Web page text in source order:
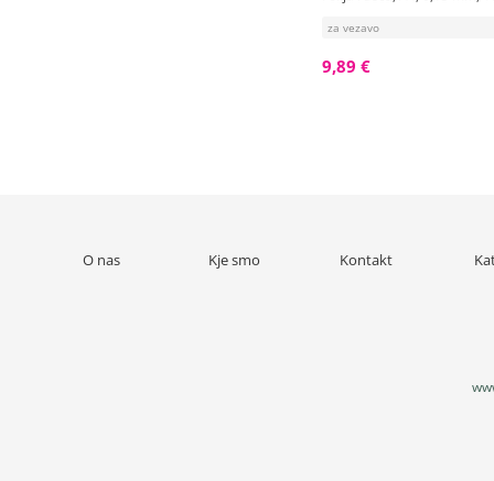
za vezavo
9,89 €
O nas Kje smo Kontakt